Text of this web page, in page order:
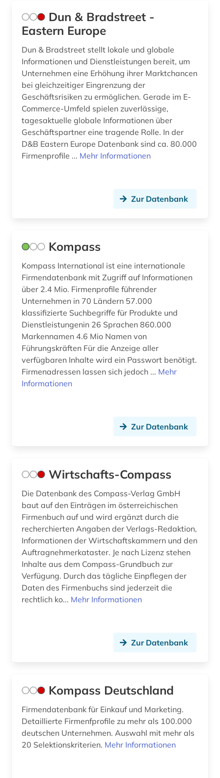
Dun & Bradstreet -
Eastern Europe
Dun & Bradstreet stellt lokale und globale
Informationen und Dienstleistungen bereit, um
Unternehmen eine Erhöhung ihrer Marktchancen
bei gleichzeitiger Eingrenzung der
Geschäftsrisiken zu ermöglichen. Gerade im E-
Commerce-Umfeld spielen zuverlässige,
tagesaktuelle globale Informationen über
Geschäftspartner eine tragende Rolle. In der
D&B Eastern Europe Datenbank sind ca. 80.000
Firmenprofile ... Mehr Informationen
Zur Datenbank
Kompass
Kompass International ist eine internationale
Firmendatenbank mit Zugriff auf Informationen
über 2.4 Mio. Firmenprofile führender
Unternehmen in 70 Ländern 57.000
klassifizierte Suchbegriffe für Produkte und
Dienstleistungenin 26 Sprachen 860.000
Markennamen 4.6 Mio Namen von
Führungskräften Für die Anzeige aller
verfügbaren Inhalte wird ein Passwort benötigt.
Firmenadressen lassen sich jedoch ... Mehr
Informationen
Zur Datenbank
Wirtschafts-Compass
Die Datenbank des Compass-Verlag GmbH
baut auf den Einträgen im österreichischen
Firmenbuch auf und wird ergänzt durch die
recherchierten Angaben der Verlags-Redaktion,
Informationen der Wirtschaftskammern und den
Auftragnehmerkataster. Je nach Lizenz stehen
Inhalte aus dem Compass-Grundbuch zur
Verfügung. Durch das tägliche Einpflegen der
Daten des Firmenbuchs sind jederzeit die
rechtlich ko... Mehr Informationen
Zur Datenbank
Kompass Deutschland
Firmendatenbank für Einkauf und Marketing.
Detaillierte Firmenfprofile zu mehr als 100.000
deutschen Unternehmen. Auswahl mit mehr als
20 Selektionskriterien. Mehr Informationen